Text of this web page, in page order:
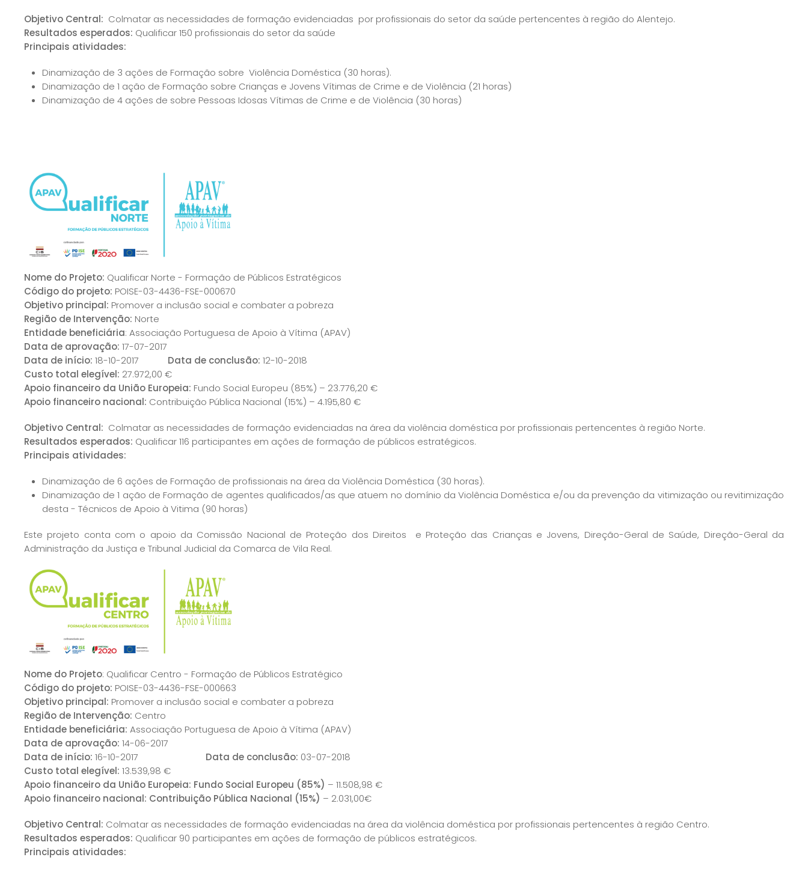
Objetivo Central: Colmatar as necessidades de formação evidenciadas por profissionais do setor da saúde pertencentes à região do Alentejo.
Resultados esperados: Qualificar 150 profissionais do setor da saúde
Principais atividades:
Dinamização de 3 ações de Formação sobre Violência Doméstica (30 horas).
Dinamização de 1 ação de Formação sobre Crianças e Jovens Vítimas de Crime e de Violência (21 horas)
Dinamização de 4 ações de sobre Pessoas Idosas Vítimas de Crime e de Violência (30 horas)
Nome do Projeto: Qualificar Norte - Formação de Públicos Estratégicos
Código do projeto: POISE-03-4436-FSE-000670
Objetivo principal: Promover a inclusão social e combater a pobreza
Região de Intervenção: Norte
Entidade beneficiária: Associação Portuguesa de Apoio à Vítima (APAV)
Data de aprovação: 17-07-2017
Data de início: 18-10-2017 Data de conclusão: 12-10-2018
Custo total elegível: 27.972,00 €
Apoio financeiro da União Europeia: Fundo Social Europeu (85%) – 23.776,20 €
Apoio financeiro nacional: Contribuição Pública Nacional (15%) – 4.195,80 €
Objetivo Central: Colmatar as necessidades de formação evidenciadas na área da violência doméstica por profissionais pertencentes à região Norte.
Resultados esperados: Qualificar 116 participantes em ações de formação de públicos estratégicos.
Principais atividades:
Dinamização de 6 ações de Formação de profissionais na área da Violência Doméstica (30 horas).
Dinamização de 1 ação de Formação de agentes qualificados/as que atuem no domínio da Violência Doméstica e/ou da prevenção da vitimização ou revitimização
desta - Técnicos de Apoio à Vitima (90 horas)
Este projeto conta com o apoio da Comissão Nacional de Proteção dos Direitos e Proteção das Crianças e Jovens, Direção-Geral de Saúde, Direção-Geral da
Administração da Justiça e Tribunal Judicial da Comarca de Vila Real.
Nome do Projeto: Qualificar Centro - Formação de Públicos Estratégico
Código do projeto: POISE-03-4436-FSE-000663
Objetivo principal: Promover a inclusão social e combater a pobreza
Região de Intervenção: Centro
Entidade beneficiária: Associação Portuguesa de Apoio à Vítima (APAV)
Data de aprovação: 14-06-2017
Data de início: 16-10-2017 Data de conclusão: 03-07-2018
Custo total elegível: 13.539,98 €
Apoio financeiro da União Europeia: Fundo Social Europeu (85%) – 11.508,98 €
Apoio financeiro nacional: Contribuição Pública Nacional (15%) – 2.031,00€
Objetivo Central: Colmatar as necessidades de formação evidenciadas na área da violência doméstica por profissionais pertencentes à região Centro.
Resultados esperados: Qualificar 90 participantes em ações de formação de públicos estratégicos.
Principais atividades: